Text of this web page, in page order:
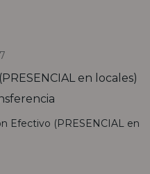
en locales)
Efectivo (PRESENCIAL en